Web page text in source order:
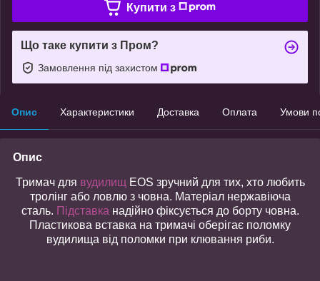
Купити з
Що таке купити з Пром?
Замовлення під захистом
Опис Характеристики Доставка Оплата Умови
Опис
Тримач для вудилищ EOS зручний для тих, хто любить
тролінг або ловлю з човна. Матеріал нержавіюча
сталь. Підставка надійно фіксується до борту човна.
Пластикова вставка на тримачі оберігає поломку
вудилища від поломки при клювання риби.